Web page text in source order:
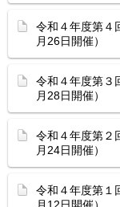
令和４年度第４
月26日開催）
令和４年度第３
月28日開催）
令和４年度第２
月24日開催）
令和４年度第１